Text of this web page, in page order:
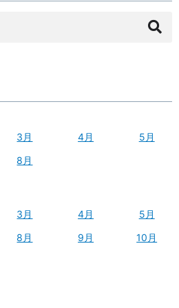
3月 4月
5月
8月
3月 4月
5月
8月 9月
10月